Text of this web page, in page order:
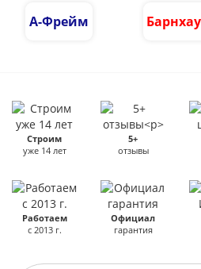
А-Фрейм
Строим
уже 14 лет
5+
отзывы
Работаем
с 2013 г.
Официал
гарантия